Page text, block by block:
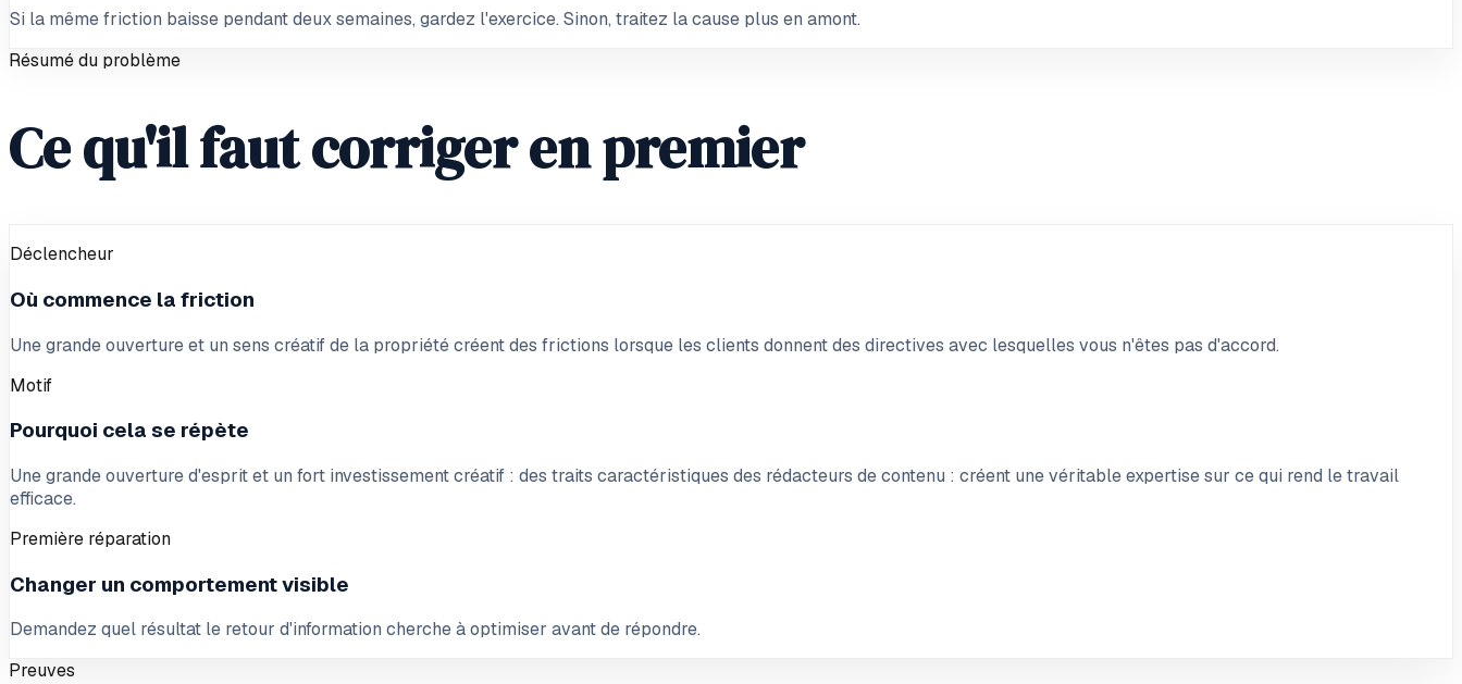
Si la même friction baisse pendant deux semaines, gardez l'exercice. Sinon, traitez la cause plus en amont.
Résumé du problème
Ce qu'il faut corriger en premier
Déclencheur
Où commence la friction
Une grande ouverture et un sens créatif de la propriété créent des frictions lorsque les clients donnent des directives avec lesquelles vous n'êtes pas d'accord.
Motif
Pourquoi cela se répète
Une grande ouverture d'esprit et un fort investissement créatif : des traits caractéristiques des rédacteurs de contenu : créent une véritable expertise sur ce qui rend le travail
efficace.
Première réparation
Changer un comportement visible
Demandez quel résultat le retour d'information cherche à optimiser avant de répondre.
Preuves